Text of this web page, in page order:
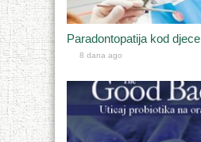
Paradontopatija kod djece
8 dana ago